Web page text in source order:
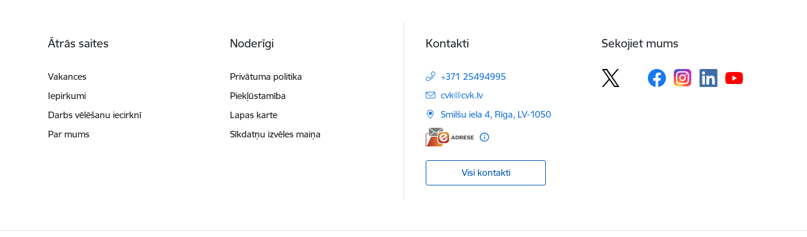
Ātrās saites
Vakances
Iepirkumi
Darbs vēlēšanu iecirknī
Par mums
Noderīgi
Privātuma politika
Piekļūstamība
Lapas karte
Sīkdatņu izvēles maiņa
Kontakti
+371 25494995
E-pasts:
cvk@cvk.lv
Smilšu iela 4, Rīga, LV-1050
Visi kontakti
Sekojiet mums